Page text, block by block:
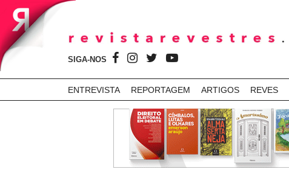
SIGA-NOS
ENTREVISTA REPORTAGEM ARTIGOS REVES